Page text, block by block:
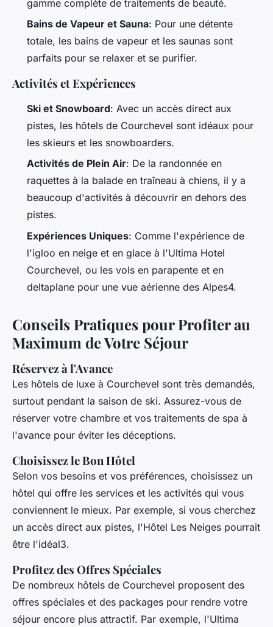
gamme complète de traitements de beauté.
Bains de Vapeur et Sauna: Pour une détente
totale, les bains de vapeur et les saunas sont
parfaits pour se relaxer et se purifier.
Activités et Expériences
Ski et Snowboard: Avec un accès direct aux
pistes, les hôtels de Courchevel sont idéaux pour
les skieurs et les snowboarders.
Activités de Plein Air: De la randonnée en
raquettes à la balade en traîneau à chiens, il y a
beaucoup d'activités à découvrir en dehors des
pistes.
Expériences Uniques: Comme l'expérience de
l'igloo en neige et en glace à l'Ultima Hotel
Courchevel, ou les vols en parapente et en
deltaplane pour une vue aérienne des Alpes4.
Conseils Pratiques pour Profiter au
Maximum de Votre Séjour
Réservez à l'Avance
Les hôtels de luxe à Courchevel sont très demandés,
surtout pendant la saison de ski. Assurez-vous de
réserver votre chambre et vos traitements de spa à
l'avance pour éviter les déceptions.
Choisissez le Bon Hôtel
Selon vos besoins et vos préférences, choisissez un
hôtel qui offre les services et les activités qui vous
conviennent le mieux. Par exemple, si vous cherchez
un accès direct aux pistes, l'Hôtel Les Neiges pourrait
être l'idéal3.
Profitez des Offres Spéciales
De nombreux hôtels de Courchevel proposent des
offres spéciales et des packages pour rendre votre
séjour encore plus attractif. Par exemple, l'Ultima